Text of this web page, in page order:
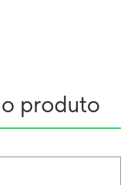
produto